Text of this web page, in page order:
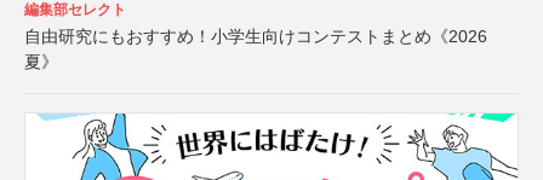
編集部セレクト
自由研究にもおすすめ！小学生向けコンテストまとめ《2026
夏》